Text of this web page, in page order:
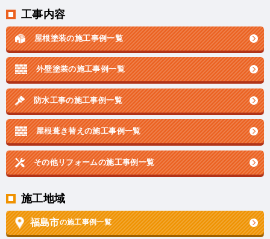
工事内容
屋根塗装の施工事例一覧
外壁塗装の施工事例一覧
防水工事の施工事例一覧
屋根葺き替えの施工事例一覧
その他リフォームの施工事例一覧
施工地域
福島市の施工事例一覧